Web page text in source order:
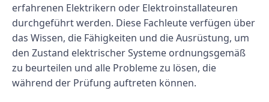
erfahrenen Elektrikern oder Elektroinstallateuren
durchgeführt werden. Diese Fachleute verfügen über
das Wissen, die Fähigkeiten und die Ausrüstung, um
den Zustand elektrischer Systeme ordnungsgemäß
zu beurteilen und alle Probleme zu lösen, die
während der Prüfung auftreten können.